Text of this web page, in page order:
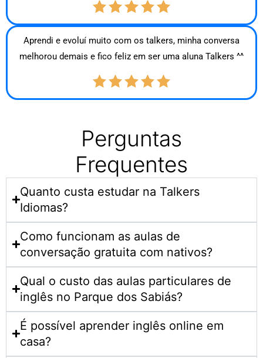
Aprendi e evoluí muito com os talkers, minha conversa
melhorou demais e fico feliz em ser uma aluna Talkers ^^
Perguntas
Frequentes
Quanto custa estudar na Talkers
Idiomas?​
Como funcionam as aulas de
conversação gratuita com nativos?
Qual o custo das aulas particulares de
inglês no Parque dos Sabiás?
É possível aprender inglês online em
casa?